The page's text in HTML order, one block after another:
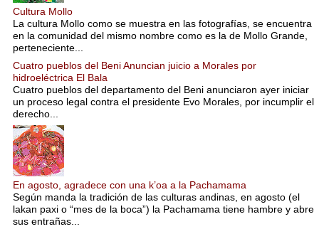
Cultura Mollo
La cultura Mollo como se muestra en las fotografías, se encuentra
en la comunidad del mismo nombre como es la de Mollo Grande,
perteneciente...
Cuatro pueblos del Beni Anuncian juicio a Morales por
hidroeléctrica El Bala
Cuatro pueblos del departamento del Beni anunciaron ayer iniciar
un proceso legal contra el presidente Evo Morales, por incumplir el
derecho...
En agosto, agradece con una k’oa a la Pachamama
Según manda la tradición de las culturas andinas, en agosto (el
lakan paxi o “mes de la boca”) la Pachamama tiene hambre y abre
sus entrañas...